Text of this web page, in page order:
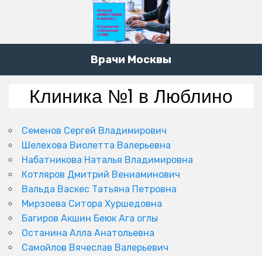
Врачи Москвы
Клиника №1 в Люблино
Семенов Сергей Владимирович
Шелехова Виолетта Валерьевна
Набатникова Наталья Владимировна
Котляров Дмитрий Вениаминович
Вальда Васкес Татьяна Петровна
Мирзоева Ситора Хуршедовна
Багиров Акшин Беюк Ага оглы
Останина Алла Анатольевна
Самойлов Вячеслав Валерьевич